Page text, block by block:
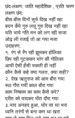
छंद-लक्षण: जाति महादैशिक , प्रति
लक्षण छंद:
बीस-बीस दिनों सूर्य दिख नहीं रहा
बदन कँपे गुरु लघु गुरु दिख नहीं रहा
यति भाये गति मन को लग रही सजा
ओढ़ ली रजाई तो आ गया मजा
उदाहरण:
१. रंग से रँग रही झूमकर होलिका
छिप रही गुटककर भांग की गोलिका
आयी ऐसी हँसी रुकती ही नहीं
कौन कैसे कहे क्या गलत, क्या सही?
२. देख ऋतुराज को आम बौरा गया
रूठ गौरा गयीं काल बौरा गया
काम निष्काम का काम कैसे करे?
प्रीत को यादकर भीत दौरा गया
३.नाद अनहद हुआ, घोर रव था भरा
ध्वनि तरंगों से बना कण था खरा